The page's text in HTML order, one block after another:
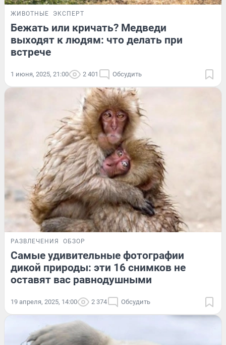
ЖИВОТНЫЕ ЭКСПЕРТ
Бежать или кричать? Медведи
выходят к людям: что делать при
встрече
1 июня, 2025, 21:00 2 401 Обсудить
РАЗВЛЕЧЕНИЯ ОБЗОР
Самые удивительные фотографии
дикой природы: эти 16 снимков не
оставят вас равнодушными
19 апреля, 2025, 14:00 2 374 Обсудить